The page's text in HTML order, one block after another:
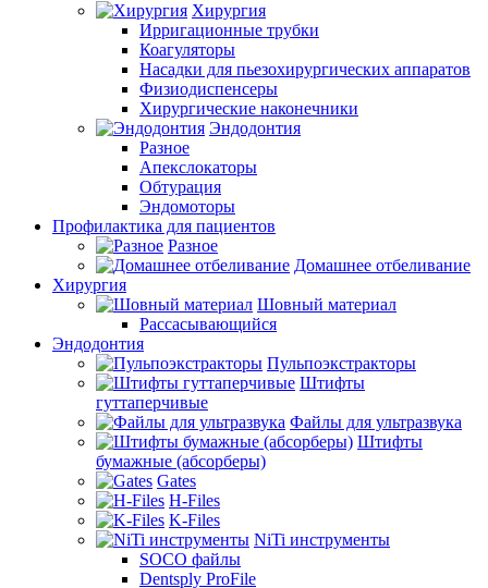
Хирургия
Ирригационные трубки
Коагуляторы
Насадки для пьезохирургических аппаратов
Физиодиспенсеры
Хирургические наконечники
Эндодонтия
Разное
Апекслокаторы
Обтурация
Эндомоторы
Профилактика для пациентов
Разное
Домашнее отбеливание
Хирургия
Шовный материал
Рассасывающийся
Эндодонтия
Пульпоэкстракторы
Штифты
гуттаперчивые
Файлы для ультразвука
Штифты
бумажные (абсорберы)
Gates
H-Files
K-Files
NiTi инструменты
SOCO файлы
Dentsply ProFile